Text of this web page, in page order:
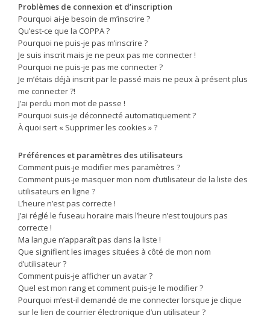
Problèmes de connexion et d’inscription
Pourquoi ai-je besoin de m’inscrire ?
Qu’est-ce que la COPPA ?
Pourquoi ne puis-je pas m’inscrire ?
Je suis inscrit mais je ne peux pas me connecter !
Pourquoi ne puis-je pas me connecter ?
Je m’étais déjà inscrit par le passé mais ne peux à présent plus
me connecter ?!
J’ai perdu mon mot de passe !
Pourquoi suis-je déconnecté automatiquement ?
À quoi sert « Supprimer les cookies » ?
Préférences et paramètres des utilisateurs
Comment puis-je modifier mes paramètres ?
Comment puis-je masquer mon nom d’utilisateur de la liste des
utilisateurs en ligne ?
L’heure n’est pas correcte !
J’ai réglé le fuseau horaire mais l’heure n’est toujours pas
correcte !
Ma langue n’apparaît pas dans la liste !
Que signifient les images situées à côté de mon nom
d’utilisateur ?
Comment puis-je afficher un avatar ?
Quel est mon rang et comment puis-je le modifier ?
Pourquoi m’est-il demandé de me connecter lorsque je clique
sur le lien de courrier électronique d’un utilisateur ?